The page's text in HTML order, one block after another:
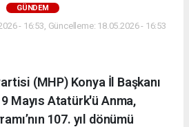
GÜNDEM
- 16:53, Güncelleme: 18.05.2026 - 16:53
(MHP) Konya İl Başkanı
Mayıs Atatürk'ü Anma,
107. yıl dönümü